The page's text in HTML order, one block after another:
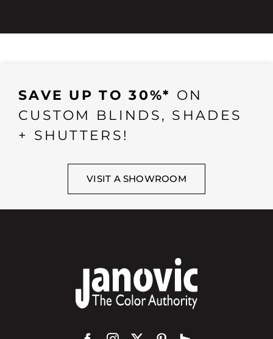
SAVE UP TO 30%* ON
CUSTOM BLINDS, SHADES
+ SHUTTERS!
VISIT A SHOWROOM